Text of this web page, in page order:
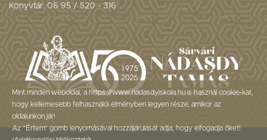
Könyvtár: 06 95 / 520 - 316
Mint minden weboldal, a https://www.nadasdyiskola.hu is használ cookie-kat,
hogy kellemesebb felhasználói élményben legyen része, amikor az
oldalunkon jár!
Az “Értem” gomb lenyomásával hozzájárulását adja, hogy elfogadja őket!